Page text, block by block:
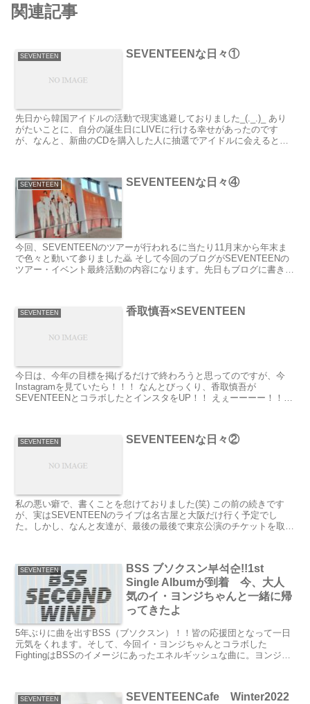
関連記事
SEVENTEEN SEVENTEENな日々①
先日から韓国アイドルの活動で現実逃避しておりました_(._.)_ あり
がたいことに、自分の誕生日にLIVEに行ける幸せがあったのです
が、なんと、新曲のCDを購入した人に抽選でアイドルに会えるとい
SEVENTEEN SEVENTEENな日々④
今回、SEVENTEENのツアーが行われるに当たり11月末から年末ま
で色々と動いて参りました🙇 そして今回のブログがSEVENTEENの
ツアー・イベント最終活動の内容になります。先日もブログに書きま
SEVENTEEN 香取慎吾×SEVENTEEN
今日は、今年の目標を掲げるだけで終わろうと思ってのですが、今
Instagramを見ていたら！！！ なんとびっくり、香取慎吾が
SEVENTEENとコラボしたとインスタをUP！！ えぇーーーー！！
SEVENTEEN SEVENTEENな日々②
私の悪い癖で、書くことを怠けておりました(笑) この前の続きです
が、実はSEVENTEENのライブは名古屋と大阪だけ行く予定でし
た。しかし、なんと友達が、最後の最後で東京公演のチケットを取っ
SEVENTEEN
BSS ブソクスン부석순!!1st
Single Albumが到着 今、大人
気のイ・ヨンジちゃんと一緒に帰
ってきたよ
5年ぶりに曲を出すBSS（ブソクスン）！！皆の応援団となって一日
元気をくれます。そして、今回イ・ヨンジちゃんとコラボした
FightingはBSSのイメージにあったエネルギッシュな曲に。ヨンジち
SEVENTEEN
SEVENTEENCafe Winter2022